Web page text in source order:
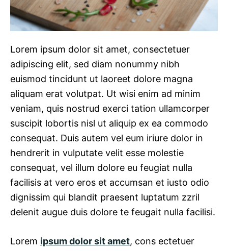
Lorem ipsum dolor sit amet, consectetuer
adipiscing elit, sed diam nonummy nibh
euismod tincidunt ut laoreet dolore magna
aliquam erat volutpat. Ut wisi enim ad minim
veniam, quis nostrud exerci tation ullamcorper
suscipit lobortis nisl ut aliquip ex ea commodo
consequat. Duis autem vel eum iriure dolor in
hendrerit in vulputate velit esse molestie
consequat, vel illum dolore eu feugiat nulla
facilisis at vero eros et accumsan et iusto odio
dignissim qui blandit praesent luptatum zzril
delenit augue duis dolore te feugait nulla facilisi.
Lorem ipsum dolor sit amet, cons ectetuer